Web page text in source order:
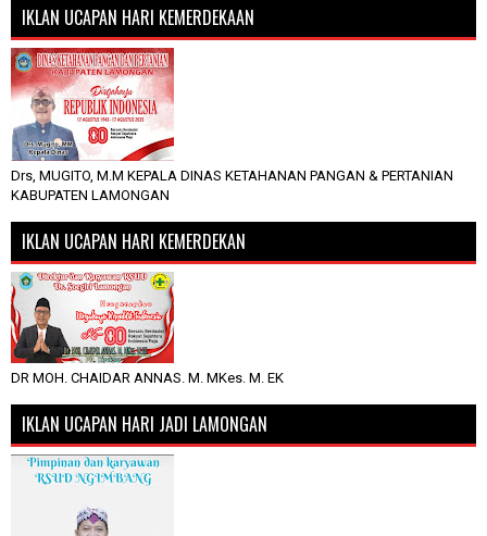
IKLAN UCAPAN HARI KEMERDEKAAN
Drs, MUGITO, M.M KEPALA DINAS KETAHANAN PANGAN & PERTANIAN
KABUPATEN LAMONGAN
IKLAN UCAPAN HARI KEMERDEKAN
DR MOH. CHAIDAR ANNAS. M. MKes. M. EK
IKLAN UCAPAN HARI JADI LAMONGAN